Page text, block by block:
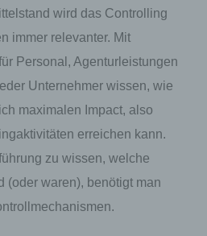
wird das Controlling
immer relevanter. Mit
Personal, Agenturleistungen
Unternehmer wissen, wie
maximalen Impact, also
erreichen kann.
zu wissen, welche
(oder waren), benötigt man